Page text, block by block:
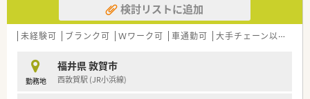
検討リストに追加
未経験可 ブランク可 Ｗワーク可 車通勤可 大手チェーン以外
勤務地
福井県 敦賀市
西敦賀駅 (JR小浜線)